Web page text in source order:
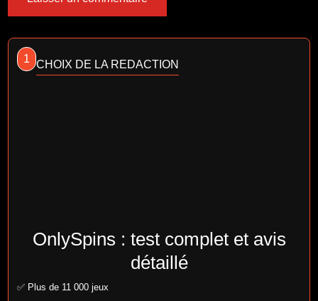
1 CHOIX DE LA REDACTION
OnlySpins : test complet et avis
détaillé
✅ Plus de 11 000 jeux